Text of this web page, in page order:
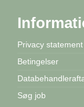
Privacy statement
Betingelser
Søg job